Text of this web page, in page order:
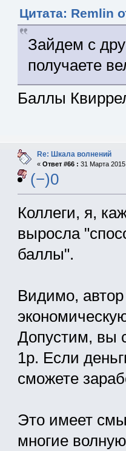
Цитата: Remlin
Зайдем с
получаете
Баллы
Re: Шкала волнений
« Ответ #66 : 31 Марта
(−)0
Коллеги, я,
выросла
баллы".
Видимо,
Допустим, вы
1р. Если
сможете
Это имеет
многие